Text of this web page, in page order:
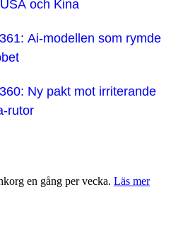
och Kina
Ai-modellen som rymde
Ny pakt mot irriterande
rutor
en gång per vecka. Läs mer